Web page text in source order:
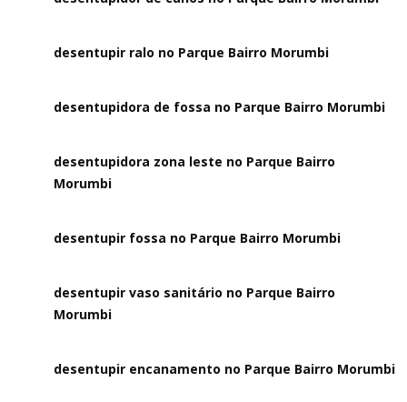
desentupir ralo no Parque Bairro Morumbi
desentupidora de fossa no Parque Bairro Morumbi
desentupidora zona leste no Parque Bairro
Morumbi
desentupir fossa no Parque Bairro Morumbi
desentupir vaso sanitário no Parque Bairro
Morumbi
desentupir encanamento no Parque Bairro Morumbi